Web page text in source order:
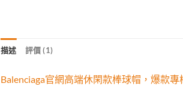
描述 評價 (1)
Balenciaga官網高端休閑款棒球帽，爆款